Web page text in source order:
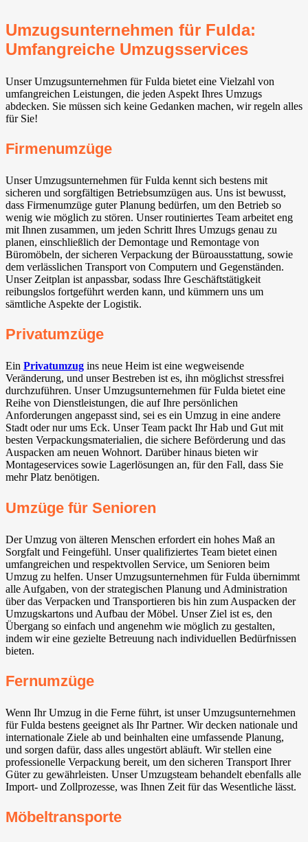
Umzugsunternehmen für Fulda:
Umfangreiche Umzugsservices
Unser Umzugsunternehmen für Fulda bietet eine Vielzahl von
umfangreichen Leistungen, die jeden Aspekt Ihres Umzugs
abdecken. Sie müssen sich keine Gedanken machen, wir regeln alles
für Sie!
Firmenumzüge
Unser Umzugsunternehmen für Fulda kennt sich bestens mit
sicheren und sorgfältigen Betriebsumzügen aus. Uns ist bewusst,
dass Firmenumzüge guter Planung bedürfen, um den Betrieb so
wenig wie möglich zu stören. Unser routiniertes Team arbeitet eng
mit Ihnen zusammen, um jeden Schritt Ihres Umzugs genau zu
planen, einschließlich der Demontage und Remontage von
Büromöbeln, der sicheren Verpackung der Büroausstattung, sowie
dem verlässlichen Transport von Computern und Gegenständen.
Unser Zeitplan ist anpassbar, sodass Ihre Geschäftstätigkeit
reibungslos fortgeführt werden kann, und kümmern uns um
sämtliche Aspekte der Logistik.
Privatumzüge
Ein Privatumzug ins neue Heim ist eine wegweisende
Veränderung, und unser Bestreben ist es, ihn möglichst stressfrei
durchzuführen. Unser Umzugsunternehmen für Fulda bietet eine
Reihe von Dienstleistungen, die auf Ihre persönlichen
Anforderungen angepasst sind, sei es ein Umzug in eine andere
Stadt oder nur ums Eck. Unser Team packt Ihr Hab und Gut mit
besten Verpackungsmaterialien, die sichere Beförderung und das
Auspacken am neuen Wohnort. Darüber hinaus bieten wir
Montageservices sowie Lagerlösungen an, für den Fall, dass Sie
mehr Platz benötigen.
Umzüge für Senioren
Der Umzug von älteren Menschen erfordert ein hohes Maß an
Sorgfalt und Feingefühl. Unser qualifiziertes Team bietet einen
umfangreichen und respektvollen Service, um Senioren beim
Umzug zu helfen. Unser Umzugsunternehmen für Fulda übernimmt
alle Aufgaben, von der strategischen Planung und Administration
über das Verpacken und Transportieren bis hin zum Auspacken der
Umzugskartons und Aufbau der Möbel. Unser Ziel ist es, den
Übergang so einfach und angenehm wie möglich zu gestalten,
indem wir eine gezielte Betreuung nach individuellen Bedürfnissen
bieten.
Fernumzüge
Wenn Ihr Umzug in die Ferne führt, ist unser Umzugsunternehmen
für Fulda bestens geeignet als Ihr Partner. Wir decken nationale und
internationale Ziele ab und beinhalten eine umfassende Planung,
und sorgen dafür, dass alles ungestört abläuft. Wir stellen eine
professionelle Verpackung bereit, um den sicheren Transport Ihrer
Güter zu gewährleisten. Unser Umzugsteam behandelt ebenfalls alle
Import- und Zollprozesse, was Ihnen Zeit für das Wesentliche lässt.
Möbeltransporte